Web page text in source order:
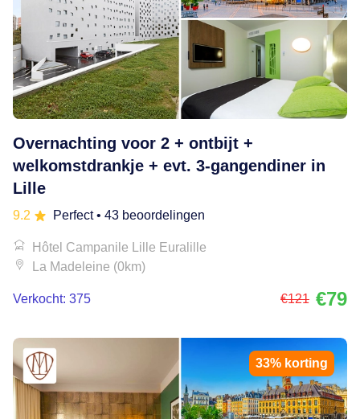
Overnachting voor 2 + ontbijt +
welkomstdrankje + evt. 3-gangendiner in
Lille
9.2 Perfect• 43 beoordelingen
Hôtel Campanile Lille Euralille
La Madeleine (0km)
Verkocht: 375 €121 €79
33% korting